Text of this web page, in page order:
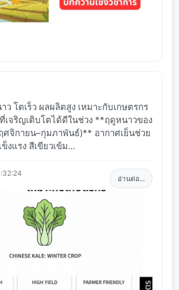
โตเร็ว ผลผลิตสูง เหมาะกับเกษตรกร
เจริญเติบโตได้ดีในช่วง **ฤดูหนาวของ
ศจิกายน–กุมภาพันธ์)** อากาศเย็นช่วย
งแรง สีเขียวเข้ม...
อ่านต่อ...